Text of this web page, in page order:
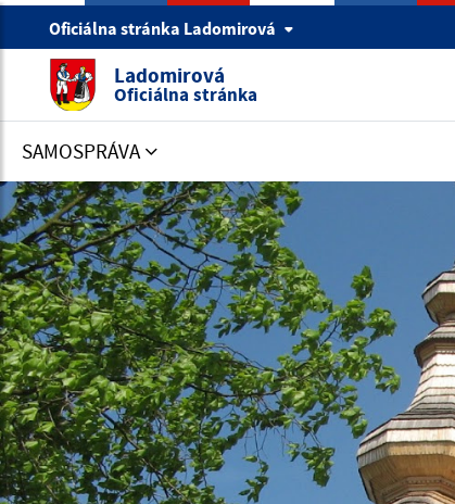
Oficiálna stránka Ladomirová
Ladomirová
Oficiálna stránka
SAMOSPRÁVA